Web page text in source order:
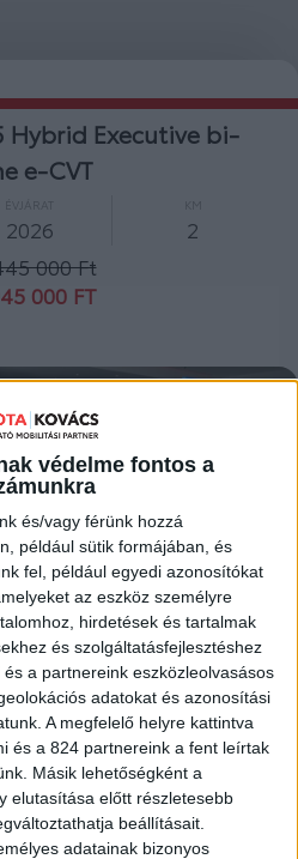
védelme fontos a
és/vagy férünk hozzá
például sütik formájában, és
fel, például egyedi azonosítókat
az eszköz személyre
hirdetések és tartalmak
és szolgáltatásfejlesztéshez
a partnereink eszközleolvasásos
adatokat és azonosítási
A megfelelő helyre kattintva
és a 824 partnereink a fent leírtak
Másik lehetőségként a
elutasítása előtt részletesebb
beállításait.
adatainak bizonyos
Hybrid Executive bi-
e-CVT
2026
2
000 Ft
000 FT